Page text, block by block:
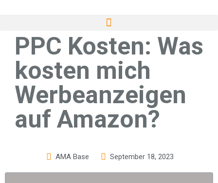
PPC Kosten: Was
kosten mich
Werbeanzeigen
auf Amazon?
AMA Base September 18, 2023